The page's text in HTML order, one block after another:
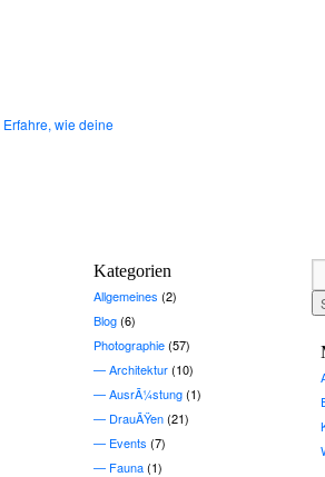
Erfahre, wie deine
Kategorien
Allgemeines (2)
Blog(6)
Photographie(57)
Architektur(10)
AusrÃ¼stung(1)
DrauÃŸen(21)
Events (7)
Fauna(1)